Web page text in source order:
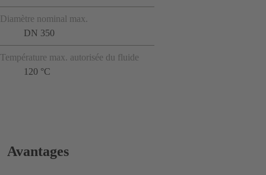
Diamètre nominal max.
DN 350
Température max. autorisée du fluide
120 °C
Avantages